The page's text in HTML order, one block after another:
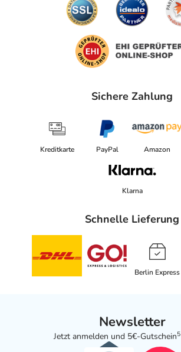
Sichere Zahlung
Kreditkarte PayPal Amazon
Klarna
Schnelle Lieferung
Berlin Express
Newsletter
Jetzt anmelden und 5€-Gutschein5